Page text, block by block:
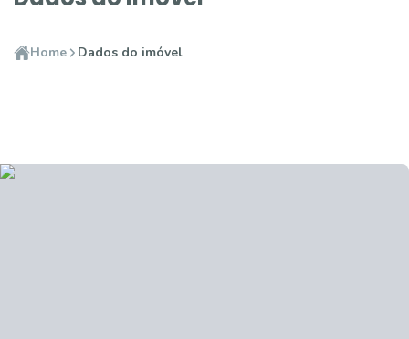
Home Dados do imóvel